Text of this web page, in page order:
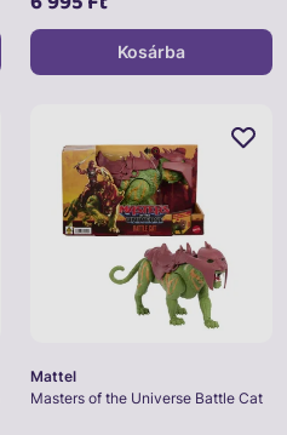
Kosárba
Mattel
Masters of the Universe Battle Cat